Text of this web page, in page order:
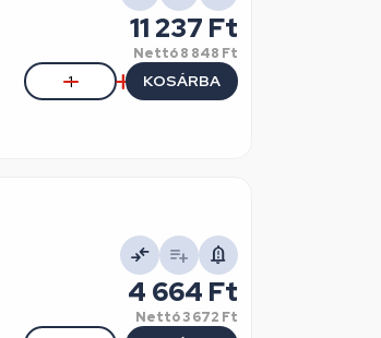
11 237 Ft
Nettó8 848 Ft
KOSÁRBA
4 664 Ft
Nettó3 672 Ft